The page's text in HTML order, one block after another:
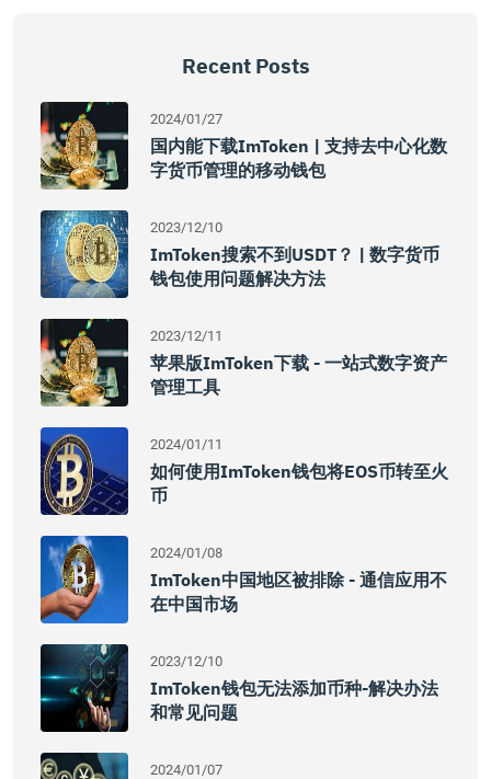
Recent Posts
2024/01/27
国内能下载imToken | 支持去中心化数
字货币管理的移动钱包
2023/12/10
ImToken搜索不到USDT？ | 数字货币
钱包使用问题解决方法
2023/12/11
苹果版imToken下载 - 一站式数字资产
管理工具
2024/01/11
如何使用imToken钱包将EOS币转至火
币
2024/01/08
ImToken中国地区被排除 - 通信应用不
在中国市场
2023/12/10
ImToken钱包无法添加币种-解决办法
和常见问题
2024/01/07